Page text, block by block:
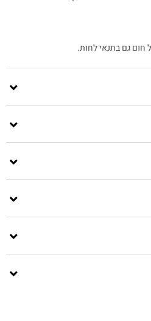
חום גם בתנאי לחות.